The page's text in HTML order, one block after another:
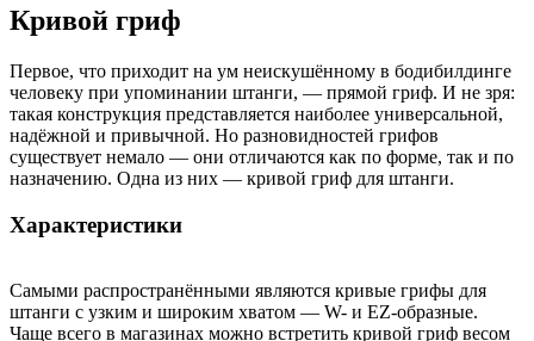
Кривой гриф
Первое, что приходит на ум неискушённому в бодибилдинге
человеку при упоминании штанги, — прямой гриф. И не зря:
такая конструкция представляется наиболее универсальной,
надёжной и привычной. Но разновидностей грифов
существует немало — они отличаются как по форме, так и по
назначению. Одна из них — кривой гриф для штанги.
Характеристики
Самыми распространёнными являются кривые грифы для
штанги с узким и широким хватом — W- и EZ-образные.
Чаще всего в магазинах можно встретить кривой гриф весом